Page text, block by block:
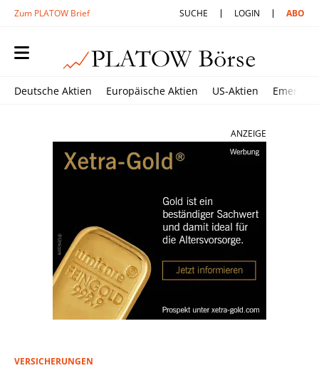
Zum PLATOW Brief SUCHE LOGIN ABO
Deutsche Aktien Europäische Aktien US-Aktien
ANZEIGE
VERSICHERUNGEN